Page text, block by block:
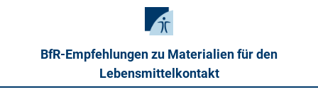
BfR-Empfehlungen zu Materialien für den
Lebensmittelkontakt